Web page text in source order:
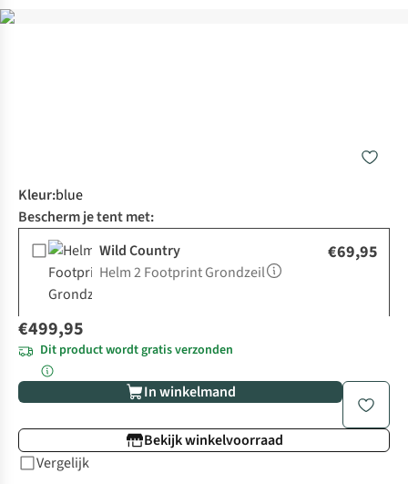
Kleur:blue
Bescherm je tent met:
Wild Country
Helm 2 Footprint Grondzeil
€69,95
€499,95
Dit product wordt gratis verzonden
In winkelmand
Bekijk winkelvoorraad
Vergelijk